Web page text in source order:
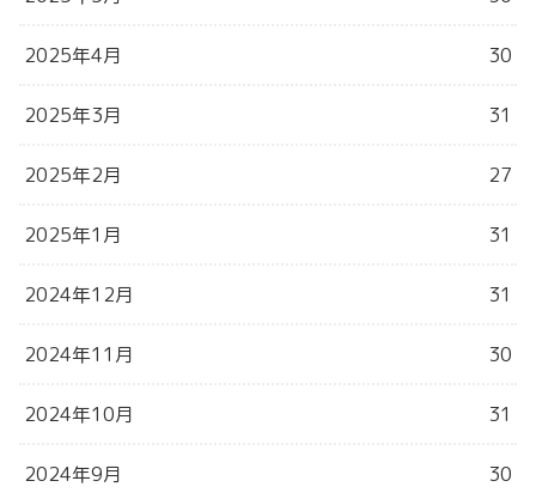
2025年4月 30
2025年3月 31
2025年2月 27
2025年1月 31
2024年12月 31
2024年11月 30
2024年10月 31
2024年9月 30